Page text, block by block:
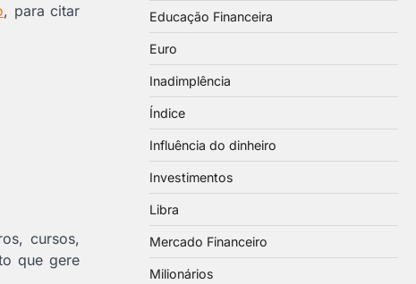
, para citar
cursos,
que gere
Educação Financeira
Euro
Inadimplência
Índice
Influência do dinheiro
Investimentos
Libra
Mercado Financeiro
Milionários